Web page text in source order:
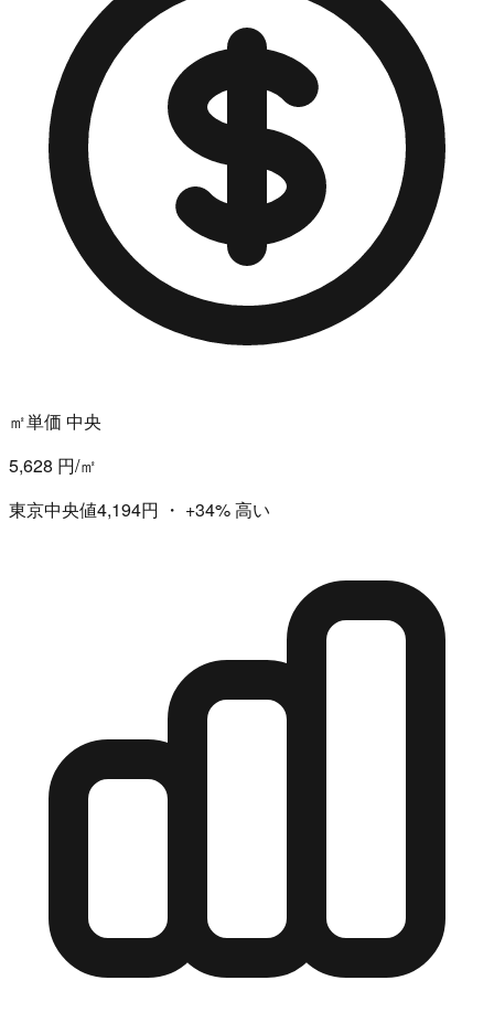
㎡単価 中央
5,628 円/㎡
東京中央値4,194円 ・ +34%高い